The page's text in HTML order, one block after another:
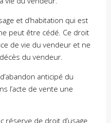
et d’habitation qui est
peut être cédé. Ce droit
de vie du vendeur et ne
du vendeur.
anticipé du
l’acte de vente une
réserve de droit d’usage